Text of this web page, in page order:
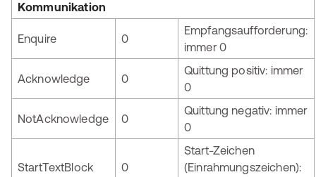
Kommunikation
Enquire 0
Empfangsaufforderung:
immer 0
Acknowledge 0
Quittung positiv: immer
0
NotAcknowledge 0
Quittung negativ: immer
0
StartTextBlock 0
Start-Zeichen
(Einrahmungszeichen):